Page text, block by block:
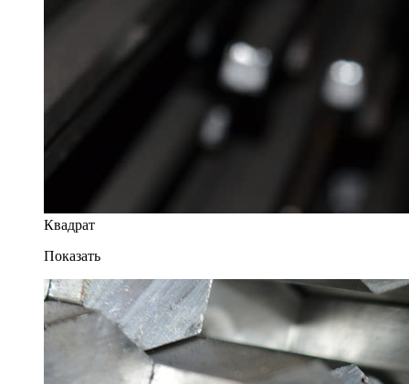
Квадрат
Показать